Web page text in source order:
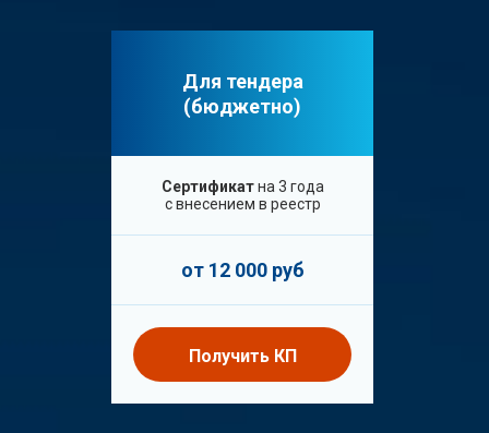
Для тендера
(бюджетно)
Сертификатна 3 года
с внесением в реестр
от 12 000 руб
Получить КП